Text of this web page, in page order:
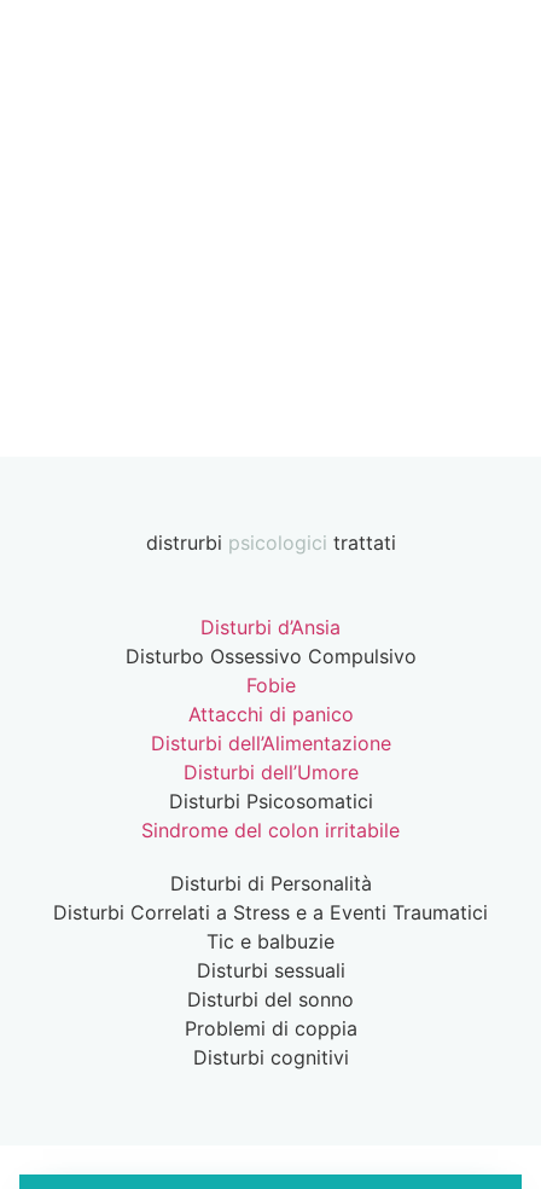
distrurbi psicologici trattati
Disturbi d’Ansia
Disturbo Ossessivo Compulsivo
Fobie
Attacchi di panico
Disturbi dell’Alimentazione
Disturbi dell’Umore
Disturbi Psicosomatici
Sindrome del colon irritabile
Disturbi di Personalità
Disturbi Correlati a Stress e a Eventi Traumatici
Tic e balbuzie
Disturbi sessuali
Disturbi del sonno
Problemi di coppia
Disturbi cognitivi